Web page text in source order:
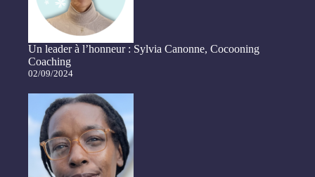
Un leader à l’honneur : Sylvia Canonne, Cocooning
Coaching
02/09/2024